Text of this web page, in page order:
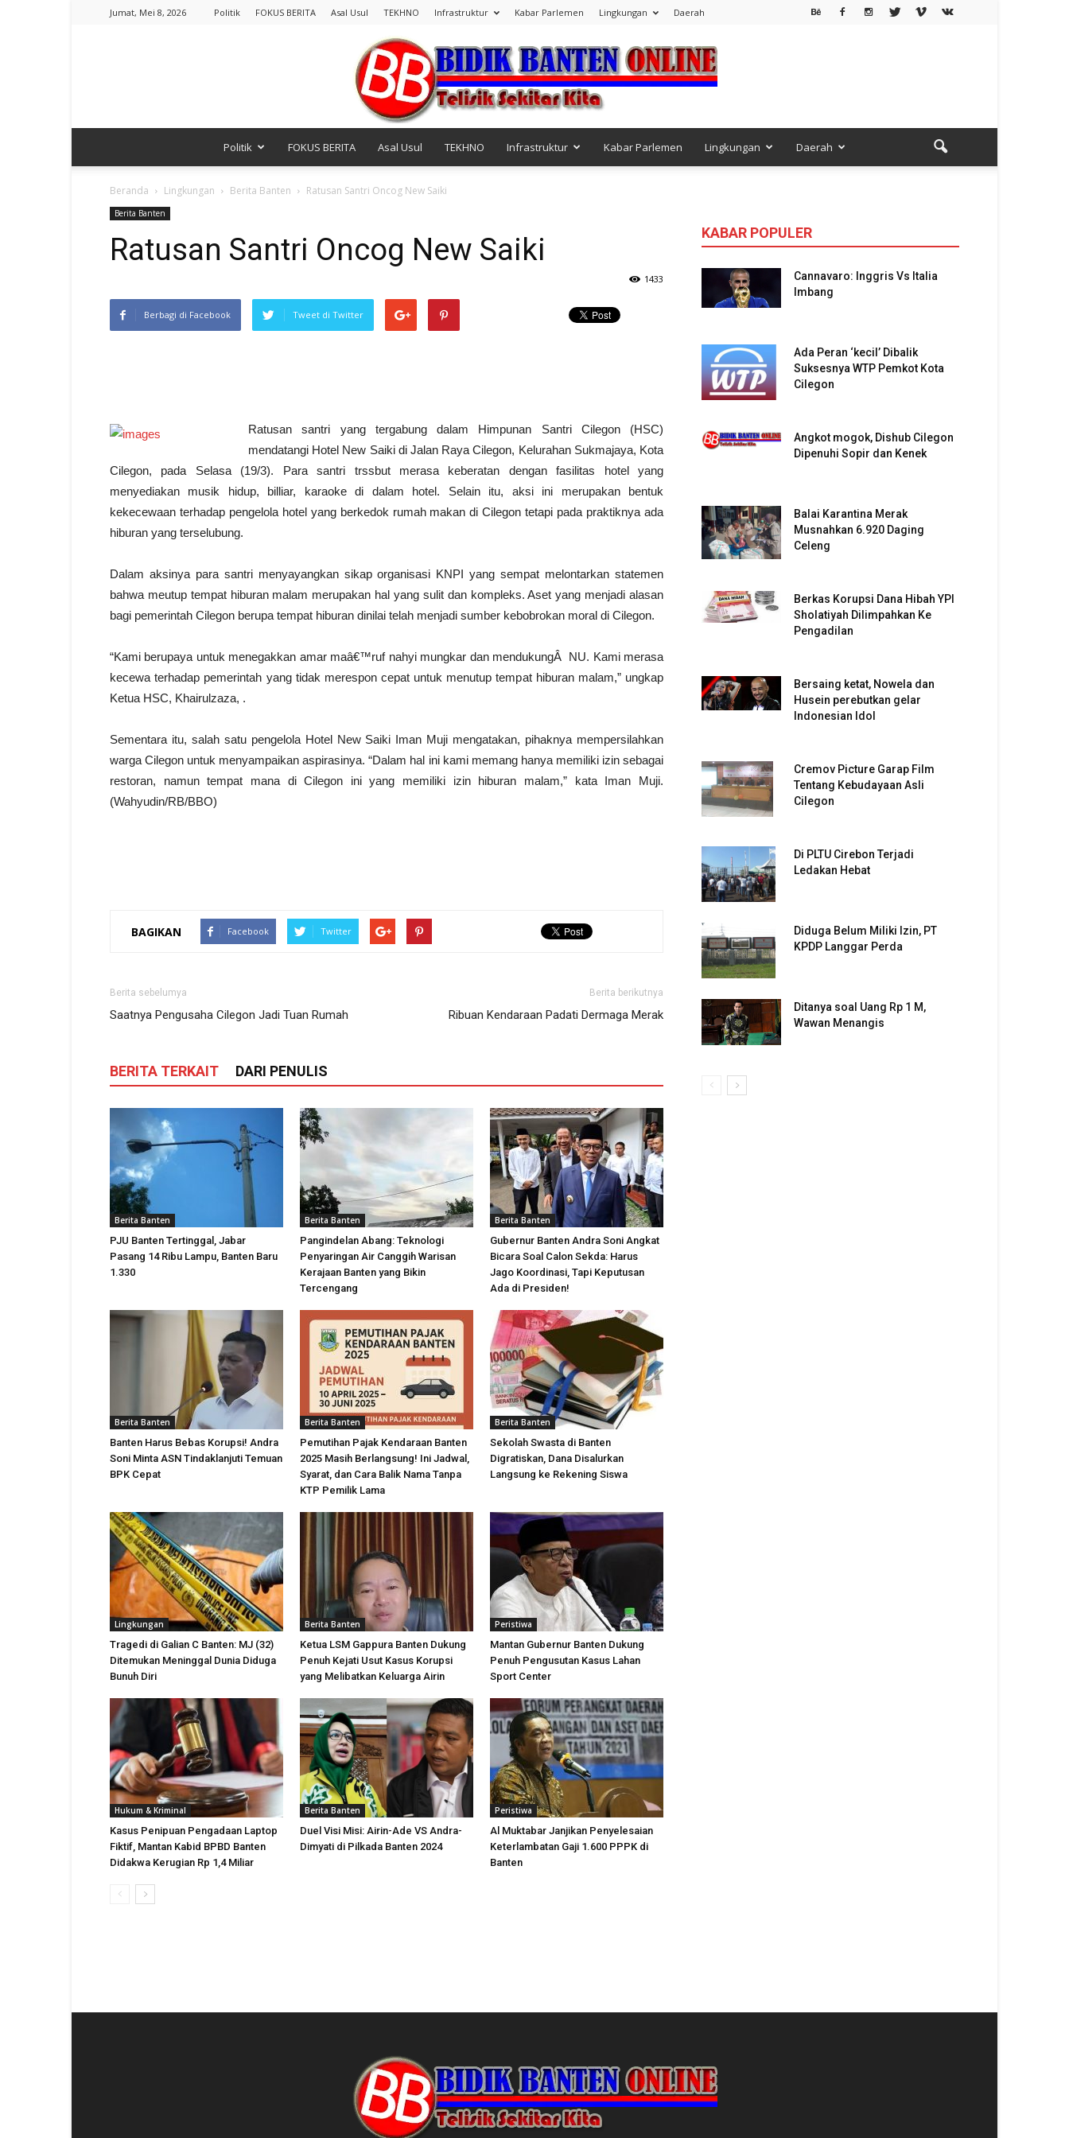
Jumat, Mei 8, 2026 Politik FOKUS BERITA Asal Usul TEKHNO Infrastruktur Kabar Parlemen Lingkungan Daerah
Politik FOKUS BERITA Asal Usul TEKHNO Infrastruktur Kabar Parlemen Lingkungan Daerah
Beranda Lingkungan Berita Banten Ratusan Santri Oncog New Saiki
Berita Banten
Ratusan Santri Oncog New Saiki
1433
Berbagi di Facebook Tweet di Twitter
Ratusan santri yang tergabung dalam Himpunan Santri Cilegon (HSC)
mendatangi Hotel New Saiki di Jalan Raya Cilegon, Kelurahan Sukmajaya, Kota
Cilegon, pada Selasa (19/3). Para santri trssbut merasa keberatan dengan fasilitas hotel yang
menyediakan musik hidup, billiar, karaoke di dalam hotel. Selain itu, aksi ini merupakan bentuk
kekecewaan terhadap pengelola hotel yang berkedok rumah makan di Cilegon tetapi pada praktiknya ada
hiburan yang terselubung.
Dalam aksinya para santri menyayangkan sikap organisasi KNPI yang sempat melontarkan statemen
bahwa meutup tempat hiburan malam merupakan hal yang sulit dan kompleks. Aset yang menjadi alasan
bagi pemerintah Cilegon berupa tempat hiburan dinilai telah menjadi sumber kebobrokan moral di Cilegon.
“Kami berupaya untuk menegakkan amar maâ€™ruf nahyi mungkar dan mendukungÂ NU. Kami merasa
kecewa terhadap pemerintah yang tidak merespon cepat untuk menutup tempat hiburan malam,” ungkap
Ketua HSC, Khairulzaza, .
Sementara itu, salah satu pengelola Hotel New Saiki Iman Muji mengatakan, pihaknya mempersilahkan
warga Cilegon untuk menyampaikan aspirasinya. “Dalam hal ini kami memang hanya memiliki izin sebagai
restoran, namun tempat mana di Cilegon ini yang memiliki izin hiburan malam,” kata Iman Muji.
(Wahyudin/RB/BBO)
BAGIKAN Facebook Twitter
Berita sebelumya
Saatnya Pengusaha Cilegon Jadi Tuan Rumah
Berita berikutnya
Ribuan Kendaraan Padati Dermaga Merak
BERITA TERKAIT DARI PENULIS
Berita Banten
PJU Banten Tertinggal, Jabar
Pasang 14 Ribu Lampu, Banten Baru
1.330
Berita Banten
Pangindelan Abang: Teknologi
Penyaringan Air Canggih Warisan
Kerajaan Banten yang Bikin
Tercengang
Berita Banten
Gubernur Banten Andra Soni Angkat
Bicara Soal Calon Sekda: Harus
Jago Koordinasi, Tapi Keputusan
Ada di Presiden!
Berita Banten
Banten Harus Bebas Korupsi! Andra
Soni Minta ASN Tindaklanjuti Temuan
BPK Cepat
Berita Banten
Pemutihan Pajak Kendaraan Banten
2025 Masih Berlangsung! Ini Jadwal,
Syarat, dan Cara Balik Nama Tanpa
KTP Pemilik Lama
Berita Banten
Sekolah Swasta di Banten
Digratiskan, Dana Disalurkan
Langsung ke Rekening Siswa
Lingkungan
Tragedi di Galian C Banten: MJ (32)
Ditemukan Meninggal Dunia Diduga
Bunuh Diri
Berita Banten
Ketua LSM Gappura Banten Dukung
Penuh Kejati Usut Kasus Korupsi
yang Melibatkan Keluarga Airin
Peristiwa
Mantan Gubernur Banten Dukung
Penuh Pengusutan Kasus Lahan
Sport Center
Hukum & Kriminal
Kasus Penipuan Pengadaan Laptop
Fiktif, Mantan Kabid BPBD Banten
Didakwa Kerugian Rp 1,4 Miliar
Berita Banten
Duel Visi Misi: Airin-Ade VS Andra-
Dimyati di Pilkada Banten 2024
Peristiwa
Al Muktabar Janjikan Penyelesaian
Keterlambatan Gaji 1.600 PPPK di
Banten
KABAR POPULER
Cannavaro: Inggris Vs Italia
Imbang
Ada Peran ‘kecil’ Dibalik
Suksesnya WTP Pemkot Kota
Cilegon
Angkot mogok, Dishub Cilegon
Dipenuhi Sopir dan Kenek
Balai Karantina Merak
Musnahkan 6.920 Daging
Celeng
Berkas Korupsi Dana Hibah YPI
Sholatiyah Dilimpahkan Ke
Pengadilan
Bersaing ketat, Nowela dan
Husein perebutkan gelar
Indonesian Idol
Cremov Picture Garap Film
Tentang Kebudayaan Asli
Cilegon
Di PLTU Cirebon Terjadi
Ledakan Hebat
Diduga Belum Miliki Izin, PT
KPDP Langgar Perda
Ditanya soal Uang Rp 1 M,
Wawan Menangis